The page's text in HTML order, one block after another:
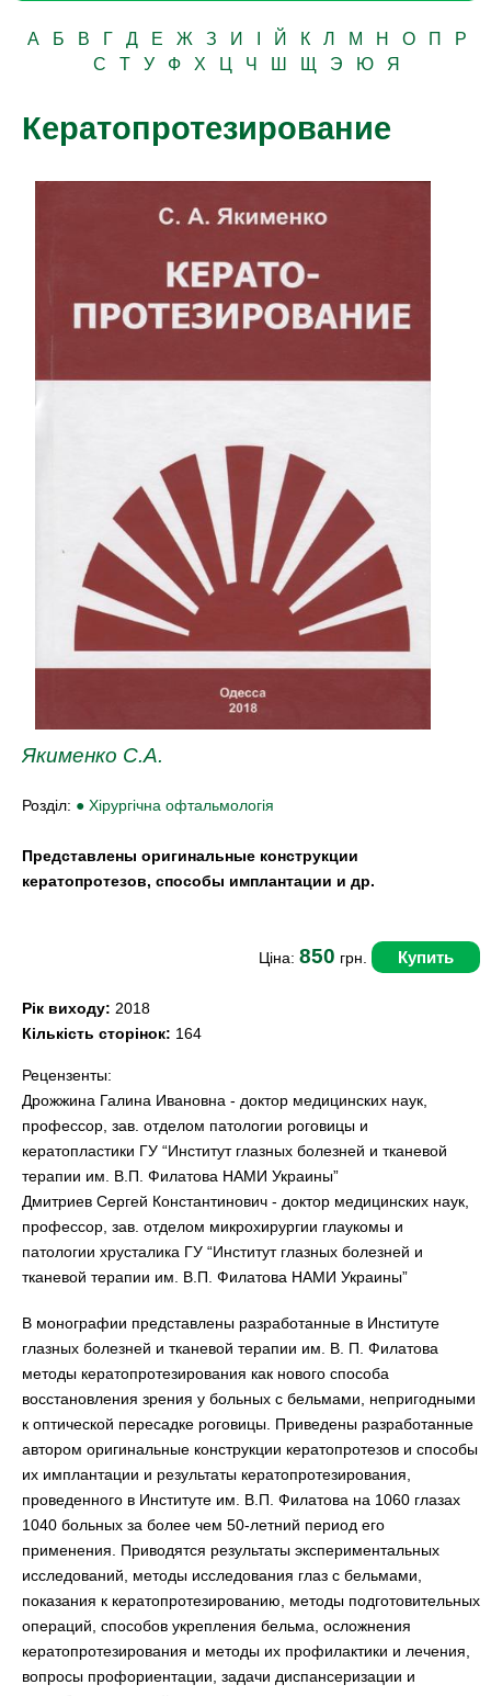
А Б В Г Д Е Ж З И Й К Л М Н О П
Р
С
Т У Ф Х Ц Ч Ш Щ Э Ю Я
Кератопротезирование
Якименко С.А.
Розділ: ● Хірургічна офтальмологія
Представлены оригинальные конструкции
кератопротезов, способы имплантации и др.
Ціна: 850 грн. Купить
Рік виходу: 2018
Кількість сторінок: 164
Рецензенты:
Дрожжина Галина Ивановна - доктор медицинских наук,
профессор, зав. отделом патологии роговицы и
кератопластики ГУ “Институт глазных болезней и тканевой
терапии им. В.П. Филатова НАМИ Украины”
Дмитриев Сергей Константинович - доктор медицинских наук,
профессор, зав. отделом микрохирургии глаукомы и
патологии хрусталика ГУ “Институт глазных болезней и
тканевой терапии им. В.П. Филатова НАМИ Украины”
В монографии представлены разработанные в Институте
глазных болезней и тканевой терапии им. В. П. Филатова
методы кератопротезирования как нового способа
восстановления зрения у больных с бельмами, непригодными
к оптической пересадке роговицы. Приведены разработанные
автором оригинальные конструкции кератопротезов и способы
их имплантации и результаты кератопротезирования,
проведенного в Институте им. В.П. Филатова на 1060 глазах
1040 больных за более чем 50-летний период его
применения. Приводятся результаты экспериментальных
исследований, методы исследования глаз с бельмами,
показания к кератопротезированию, методы подготовительных
операций, способов укрепления бельма, осложнения
кератопротезирования и методы их профилактики и лечения,
вопросы профориентации, задачи диспансеризации и